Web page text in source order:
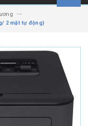
2 mặt tự động)